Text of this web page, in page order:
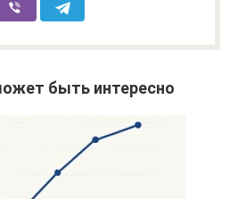
быть интересно